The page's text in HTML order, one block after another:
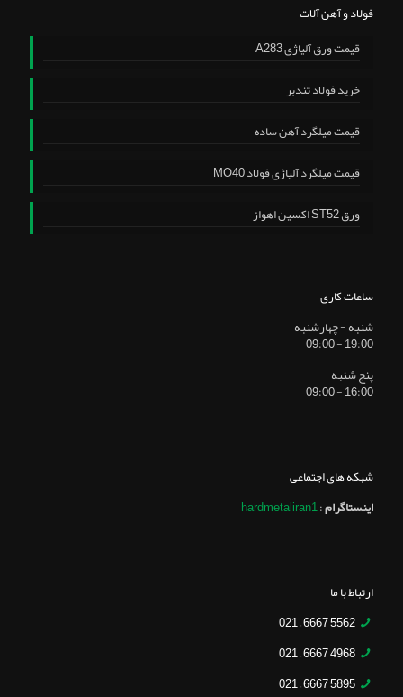
فولاد و آهن آلات
قیمت ورق آلیاژی A283
خرید فولاد تندبر
قیمت میلگرد آهن ساده
قیمت میلگرد آلیاژی فولاد MO40
ورق ST52 اکسین اهواز
ساعات کاری
شنبه - چهارشنبه
19:00 - 09:00
پنج شنبه
16:00 - 09:00
شبکه های اجتماعی
اینستاگرام:
hardmetaliran1
ارتباط با ما
5562 6667 – 021
4968 6667 – 021
5895 6667 – 021